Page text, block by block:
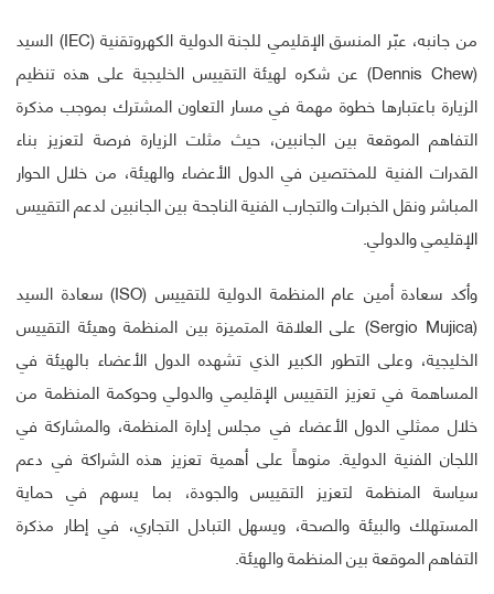
من جانبه، عبّر المنسق الإقليمي للجنة الدولية الكهروتقنية (IEC) السيد
(Dennis Chew) عن شكره لهيئة التقييس الخليجية على هذه تنظيم
الزيارة باعتبارها خطوة مهمة في مسار التعاون المشترك بموجب مذكرة
التفاهم الموقعة بين الجانبين، حيث مثلت الزيارة فرصة لتعزيز بناء
القدرات الفنية للمختصين في الدول الأعضاء والهيئة، من خلال الحوار
المباشر ونقل الخبرات والتجارب الفنية الناجحة بين الجانبين لدعم التقييس
الإقليمي والدولي.
وأكد سعادة أمين عام المنظمة الدولية للتقييس (ISO) سعادة السيد
(Sergio Mujica) على العلاقة المتميزة بين المنظمة وهيئة التقييس
الخليجية، وعلى التطور الكبير الذي تشهده الدول الأعضاء بالهيئة في
المساهمة في تعزيز التقييس الإقليمي والدولي وحوكمة المنظمة من
خلال ممثلي الدول الأعضاء في مجلس إدارة المنظمة، والمشاركة في
اللجان الفنية الدولية. منوهاً على أهمية تعزيز هذه الشراكة في دعم
سياسة المنظمة لتعزيز التقييس والجودة، بما يسهم في حماية
المستهلك والبيئة والصحة، ويسهل التبادل التجاري، في إطار مذكرة
التفاهم الموقعة بين المنظمة والهيئة.